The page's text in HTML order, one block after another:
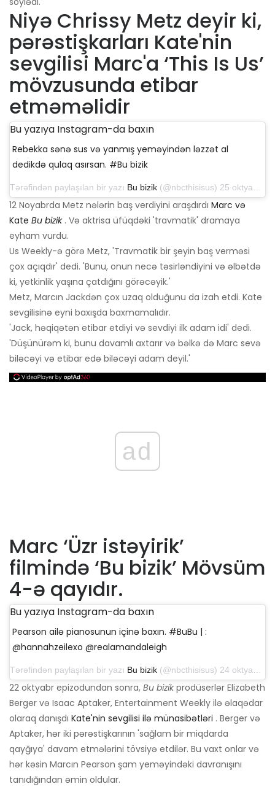
Niyə Chrissy Metz deyir ki,
pərəstişkarları Kate'nin
sevgilisi Marc'a ‘This Is Us’
mövzusunda etibar
etməməlidir
Bu yazıya Instagram-da baxın
Rebekka sənə sus və yanmış yeməyindən ləzzət al
dedikdə qulaq asırsan. #Bu bizik
Tərəfindən paylaşılan bir yazı Bu bizik (@nbcthisisus) 25 oktyabr 2019-cu il, saat 5: 15-də PDT
12 Noyabrda Metz nələrin baş verdiyini araşdırdı Marc və
Kate Bu bizik . Və aktrisa üfüqdəki 'travmatik' dramaya
eyham vurdu.
Us Weekly-ə görə Metz, 'Travmatik bir şeyin baş verməsi
çox açıqdır' dedi. 'Bunu, onun necə təsirləndiyini və əlbətdə
ki, yetkinlik yaşına çatdığını görəcəyik.'
Metz, Marcın Jackdən çox uzaq olduğunu da izah etdi. Kate
sevgilisinə eyni baxışda baxmamalıdır.
'Jack, həqiqətən etibar etdiyi və sevdiyi ilk adam idi' dedi.
'Düşünürəm ki, bunu davamlı axtarır və bəlkə də Marc sevə
biləcəyi və etibar edə biləcəyi adam deyil.'
ad
Marc ‘Üzr istəyirik’
filmində ‘Bu bizik’ Mövsüm
4-ə qayıdır.
Bu yazıya Instagram-da baxın
Pearson ailə pianosunun içinə baxın. #BuBu | :
@hannahzeilexo @realamandaleigh
Tərəfindən paylaşılan bir yazı Bu bizik (@nbcthisisus) 24 oktyabr 2019 tarixində 9:49 am PDT
22 oktyabr epizodundan sonra, Bu bizikprodüserlər Elizabeth
Berger və Isaac Aptaker, Entertainment Weekly ilə əlaqədar
olaraq danışdı Kate'nin sevgilisi ilə münasibətləri . Berger və
Aptaker, hər iki pərəstişkarının 'sağlam bir miqdarda
qayğıya' davam etmələrini tövsiyə etdilər. Bu vaxt onlar və
hər kəsin Marcın Pearson şam yeməyindəki davranışını
tanıdığından əmin oldular.